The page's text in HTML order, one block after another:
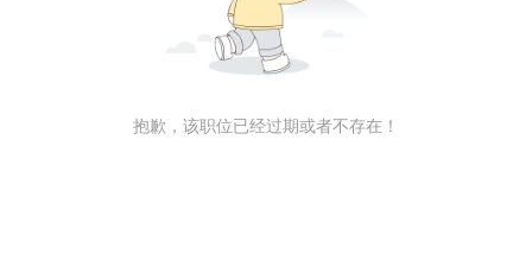
抱歉，该职位已经过期或者不存在！